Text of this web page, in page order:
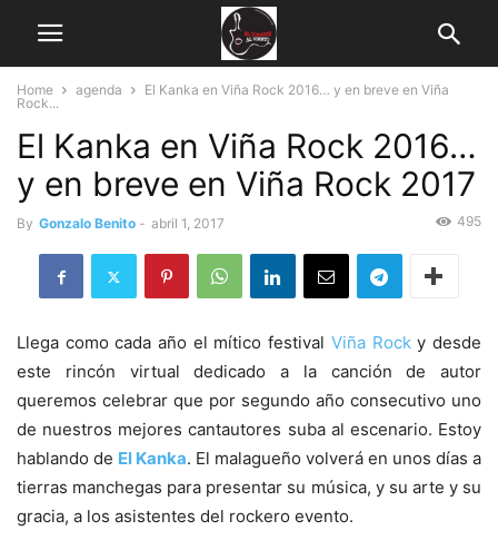
Home agenda
El Kanka en Viña Rock 2016… y en breve en Viña
Rock...
El Kanka en Viña Rock 2016…
y en breve en Viña Rock 2017
By Gonzalo Benito - abril 1, 2017 495
Llega como cada año el mítico festival Viña Rocky desde
este rincón virtual dedicado a la canción de autor
queremos celebrar que por segundo año consecutivo uno
de nuestros mejores cantautores suba al escenario. Estoy
hablando de El Kanka. El malagueño volverá en unos días a
tierras manchegas para presentar su música, y su arte y su
gracia, a los asistentes del rockero evento.